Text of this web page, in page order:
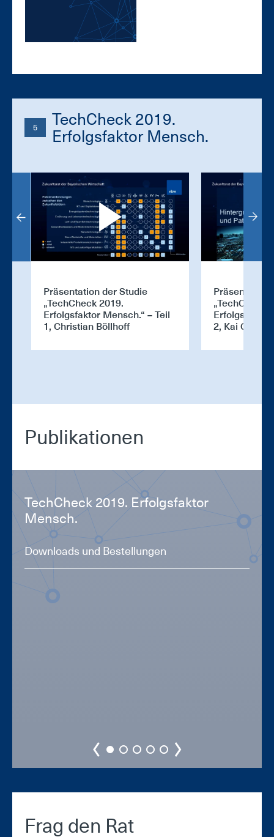
5
TechCheck 2019.
Erfolgsfaktor Mensch.
Präsentation der Studie
„TechCheck 2019.
Erfolgsfaktor Mensch.“ – Teil
1, Christian Böllhoff
Präsentation
„TechCheck
Erfolgsfaktor
2, Kai
Pu­bli­ka­tio­nen
Tech­Check 2019. Er­folgs­fak­tor
Mensch.
Downloads und Bestellungen
Frag den Rat